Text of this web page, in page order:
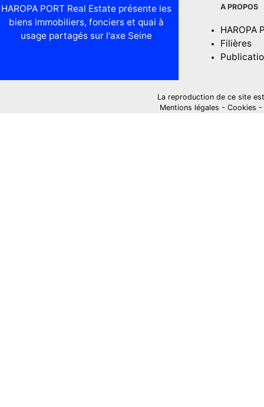
HAROPA PORT Real Estate présente les
biens immobiliers, fonciers et quai à
usage partagés sur l'axe Seine
A PROPOS
HAROPA
Filières
La reproduction de ce site
Mentions légales - Cookies -